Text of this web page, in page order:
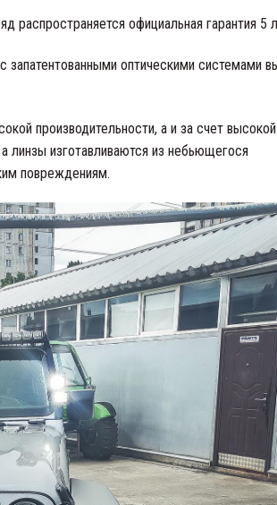
распространяется официальная гарантия 5
оптическими системами
производительности, а и за счет высокой
линзы изготавливаются из небьющегося
повреждениям.